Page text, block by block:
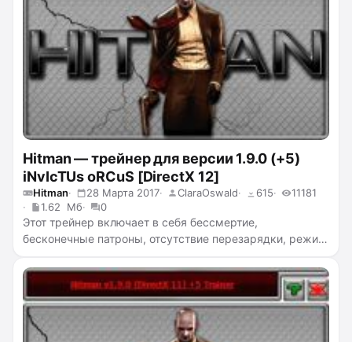
Hitman — трейнер для версии 1.9.0 (+5)
iNvIcTUs oRCuS [DirectX 12]
Hitman 28 Марта 2017 ClaraOswald 615
11181
1.62 Мб
0
Этот трейнер включает в себя бессмертие,
бесконечные патроны, отсутствие перезарядки, режим